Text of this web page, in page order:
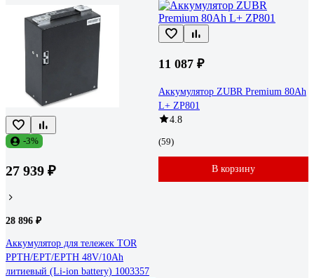
-3%
27 939 ₽
28 896 ₽
Аккумулятор для тележек TOR
PPTH/EPT/EPTH 48V/10Ah
литиевый (Li-ion battery) 1003357
11 087 ₽
Аккумулятор ZUBR Premium 80Ah
L+ ZP801
4.8
(59)
В корзину